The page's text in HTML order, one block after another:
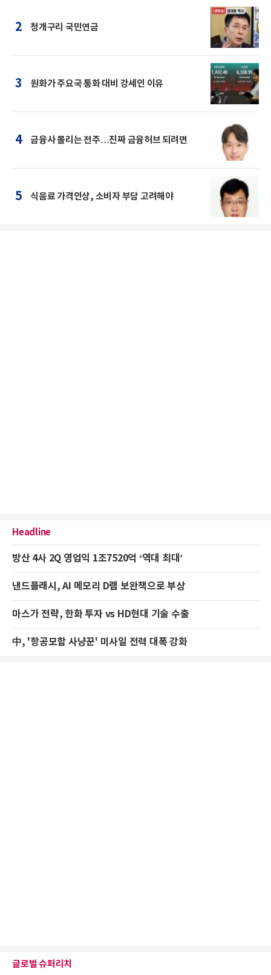
2 청개구리 국민연금
3 원화가 주요국 통화 대비 강세인 이유
4 금융사 몰리는 전주…진짜 금융허브 되려면
5 식음료 가격인상, 소비자 부담 고려해야
Headline
방산 4사 2Q 영업익 1조7520억 ‘역대 최대’
낸드플래시, AI 메모리 D램 보완책으로 부상
마스가 전략, 한화 투자 vs HD현대 기술 수출
中, '항공모함 사냥꾼' 미사일 전력 대폭 강화
글로벌 슈퍼리치